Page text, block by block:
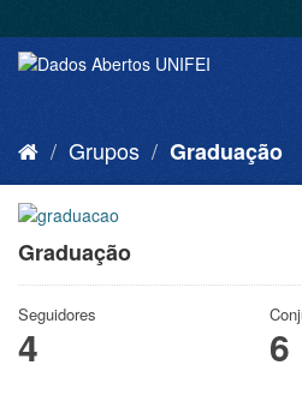
Grupos Graduação
Graduação
Seguidores
4 6